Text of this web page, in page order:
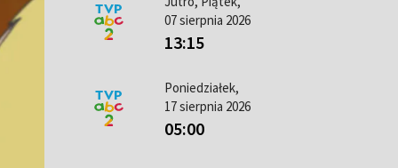
07 sierpnia 2026
13:15
Poniedziałek,
17 sierpnia 2026
05:00